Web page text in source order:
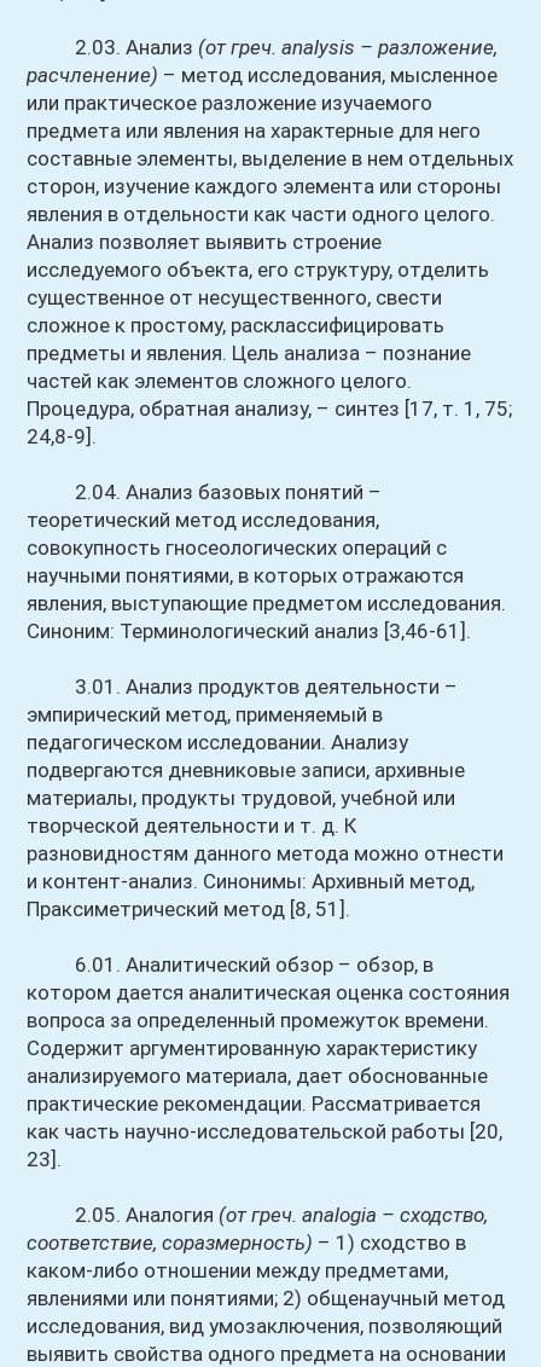
2.03. Анализ (от греч. analysis – разложение,
расчленение) – метод исследования, мысленное
или практическое разложение изучаемого
предмета или явления на характерные для него
составные элементы, выделение в нем отдельных
сторон, изучение каждого элемента или стороны
явления в отдельности как части одного целого.
Анализ позволяет выявить строение
исследуемого объекта, его структуру, отделить
существенное от несущественного, свести
сложное к простому, расклассифицировать
предметы и явления. Цель анализа – познание
частей как элементов сложного целого.
Процедура, обратная анализу, – синтез [17, т. 1, 75;
24,8-9].
2.04. Анализ базовых понятий –
теоретический метод исследования,
совокупность гносеологических операций с
научными понятиями, в которых отражаются
явления, выступающие предметом исследования.
Синоним: Терминологический анализ [3,46-61].
3.01. Анализ продуктов деятельности –
эмпирический метод, применяемый в
педагогическом исследовании. Анализу
подвергаются дневниковые записи, архивные
материалы, продукты трудовой, учебной или
творческой деятельности и т. д. К
разновидностям данного метода можно отнести
и контент-анализ. Синонимы: Архивный метод,
Праксиметрический метод [8, 51].
6.01. Аналитический обзор – обзор, в
котором дается аналитическая оценка состояния
вопроса за определенный промежуток времени.
Содержит аргументированную характеристику
анализируемого материала, дает обоснованные
практические рекомендации. Рассматривается
как часть научно-исследовательской работы [20,
23].
2.05. Аналогия (от греч. analogia – сходство,
соответствие, соразмерность) – 1) сходство в
каком-либо отношении между предметами,
явлениями или понятиями; 2) общенаучный метод
исследования, вид умозаключения, позволяющий
выявить свойства одного предмета на основании